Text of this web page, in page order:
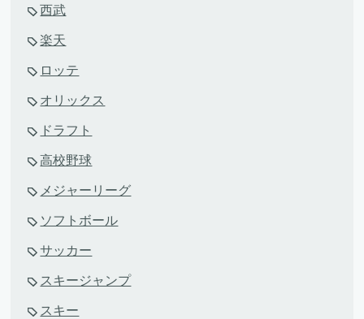
西武
楽天
ロッテ
オリックス
ドラフト
高校野球
メジャーリーグ
ソフトボール
サッカー
スキージャンプ
スキー